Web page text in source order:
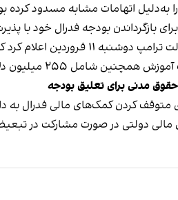
به‌دلیل اتهامات مشابه مسدود کرده
با پذیرش ۹ شرط موافقت کرده است. دولت ترامپ در حال بررسی این اصلاحات برای تصمیم‌گیری درباره بازگرداندن این
بیش از ۸.۷ میلیارد دلار بودجه فدرال اعطا شده به دانشگاه هاروارد است.
دلار قراردادهای فدرال دانشگاه هاروارد می‌شود.
حقوق مدنی برای تعلیق بودجه
متوقف کردن کمک‌های مالی فدرال به
دولتی در صورت مشارکت در